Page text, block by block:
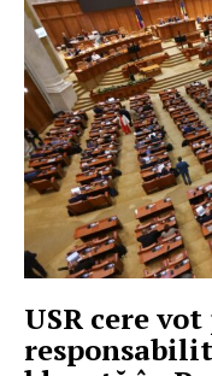
USR cere